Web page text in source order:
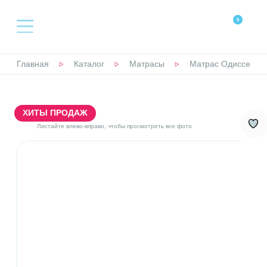
0
КАТАЛОГ
КРОВАТИ
МАТРАСЫ
Главная Каталог Матрасы Матрас Одиссей
ХИТЫ ПРОДАЖ
Листайте влево-вправо, чтобы просмотреть все фото